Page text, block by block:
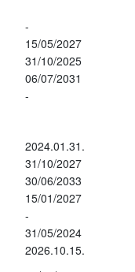
-
15/05/2027
31/10/2025
06/07/2031
-
2024.01.31.
31/10/2027
30/06/2033
15/01/2027
-
31/05/2024
2026.10.15.